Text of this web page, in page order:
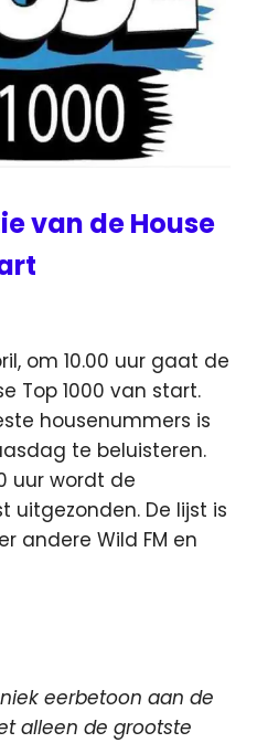
van de House
om 10.00 uur gaat de
Top 1000 van start.
housenummers is
te beluisteren.
uur wordt de
uitgezonden. De lijst is
andere Wild FM en
eerbetoon aan de
alleen de grootste